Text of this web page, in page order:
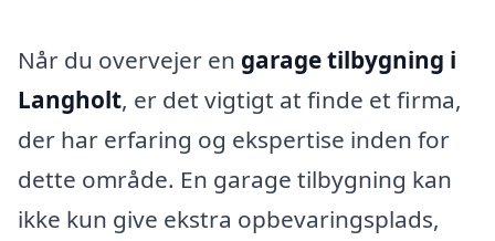
Når du overvejer en garage tilbygning i
Langholt, er det vigtigt at finde et firma,
der har erfaring og ekspertise inden for
dette område. En garage tilbygning kan
ikke kun give ekstra opbevaringsplads,